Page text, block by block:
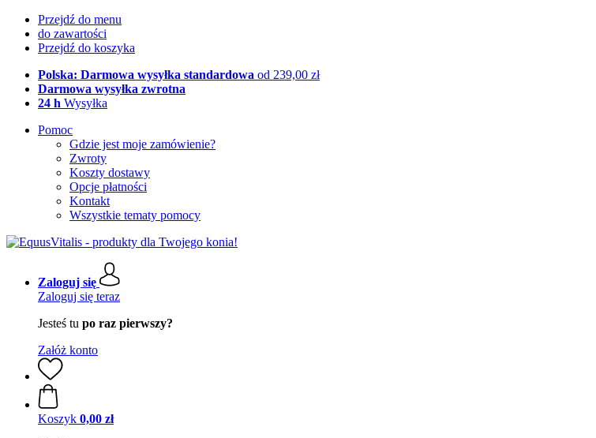
Przejdź do menu
do zawartości
Przejdź do koszyka
Polska: Darmowa wysyłka standardowa od 239,00 zł
Darmowa wysyłka zwrotna
24 h Wysyłka
Pomoc
Gdzie jest moje zamówienie?
Zwroty
Koszty dostawy
Opcje płatności
Kontakt
Wszystkie tematy pomocy
Zaloguj się
Zaloguj się teraz
Jesteś tu po raz pierwszy?
Załóż konto
Koszyk 0,00 zł